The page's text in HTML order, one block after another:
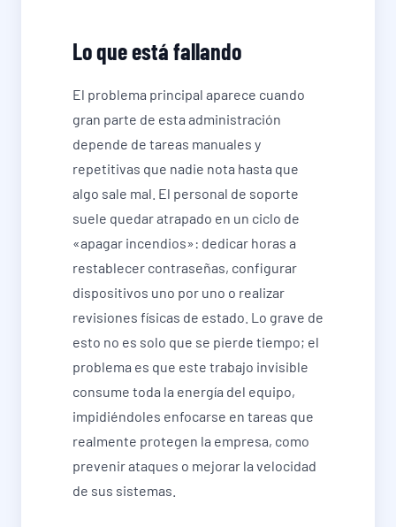
Lo que está fallando
El problema principal aparece cuando
gran parte de esta administración
depende de tareas manuales y
repetitivas que nadie nota hasta que
algo sale mal. El personal de soporte
suele quedar atrapado en un ciclo de
«apagar incendios»: dedicar horas a
restablecer contraseñas, configurar
dispositivos uno por uno o realizar
revisiones físicas de estado. Lo grave de
esto no es solo que se pierde tiempo; el
problema es que este trabajo invisible
consume toda la energía del equipo,
impidiéndoles enfocarse en tareas que
realmente protegen la empresa, como
prevenir ataques o mejorar la velocidad
de sus sistemas.